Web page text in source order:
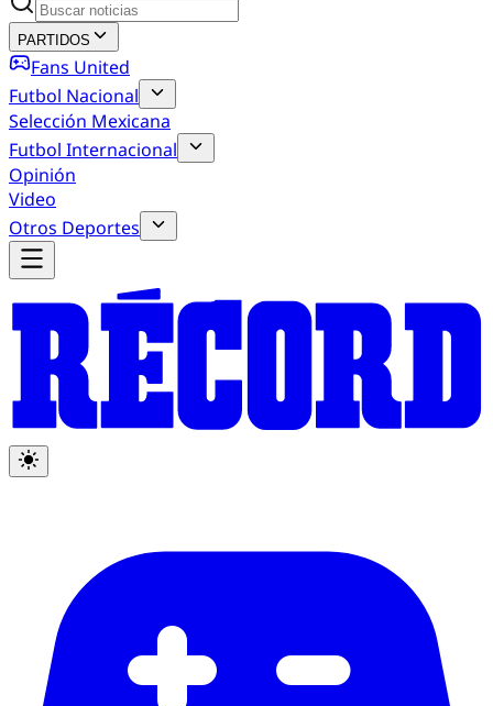
PARTIDOS
Fans United
Futbol Nacional
Selección Mexicana
Futbol Internacional
Opinión
Video
Otros Deportes